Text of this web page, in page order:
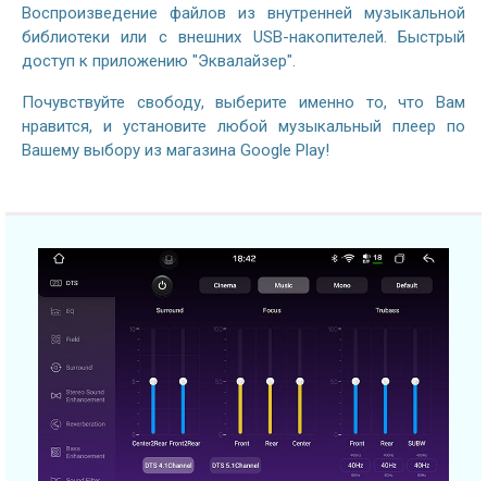
Воспроизведение файлов из внутренней музыкальной
библиотеки или с внешних USB-накопителей. Быстрый
доступ к приложению "Эквалайзер".
Почувствуйте свободу, выберите именно то, что Вам
нравится, и установите любой музыкальный плеер по
Вашему выбору из магазина Google Play!